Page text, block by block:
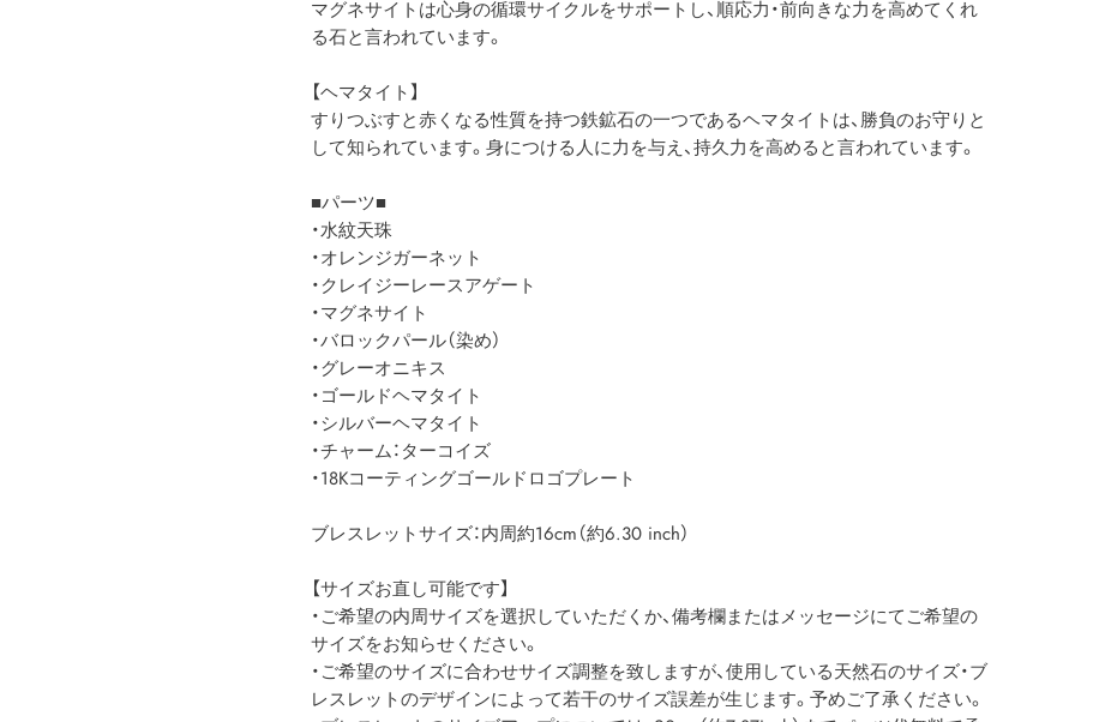
マグネサイトは心身の循環サイクルをサポートし、順応力・前向きな力を高めてくれ
る石と言われています。
【ヘマタイト】
すりつぶすと赤くなる性質を持つ鉄鉱石の一つであるヘマタイトは、勝負のお守りと
して知られています。身につける人に力を与え、持久力を高めると言われています。
■パーツ■
・水紋天珠
・オレンジガーネット
・クレイジーレースアゲート
・マグネサイト
・バロックパール（染め）
・グレーオニキス
・ゴールドヘマタイト
・シルバーヘマタイト
・チャーム：ターコイズ
・18Kコーティングゴールドロゴプレート
ブレスレットサイズ：内周約16cm（約6.30 inch）
【サイズお直し可能です】
・ご希望の内周サイズを選択していただくか、備考欄またはメッセージにてご希望の
サイズをお知らせください。
・ご希望のサイズに合わせサイズ調整を致しますが、使用している天然石のサイズ・ブ
レスレットのデザインによって若干のサイズ誤差が生じます。予めご了承ください。